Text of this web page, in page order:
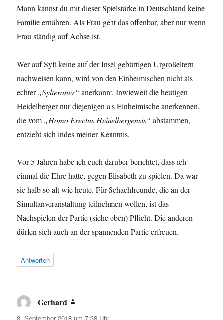
Mann kannst du mit dieser Spielstärke in Deutschland keine
Familie ernähren. Als Frau geht das offenbar, aber nur wenn
Frau ständig auf Achse ist.
Wer auf Sylt keine auf der Insel gebürtigen Urgroßeltern
nachweisen kann, wird von den Einheimischen nicht als
echter„Sylteraner“ anerkannt. Inwieweit die heutigen
Heidelberger nur diejenigen als Einheimische anerkennen,
die vom „Homo Erectus Heidelbergensis“ abstammen,
entzieht sich indes meiner Kenntnis.
Vor 5 Jahren habe ich euch darüber berichtet, dass ich
einmal die Ehre hatte, gegen Elisabeth zu spielen. Da war
sie halb so alt wie heute. Für Schachfreunde, die an der
Simultanveranstaltung teilnehmen wollen, ist das
Nachspielen der Partie (siehe oben) Pflicht. Die anderen
dürfen sich auch an der spannenden Partie erfreuen.
Antworten
Gerhard
8. September 2018 um 7:38 Uhr